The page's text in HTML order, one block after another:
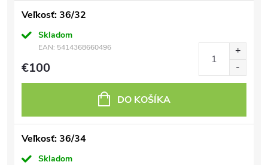
Veľkosť: 36/32
Skladom
EAN: 5414368660496
€100
DO KOŠÍKA
Veľkosť: 36/34
Skladom